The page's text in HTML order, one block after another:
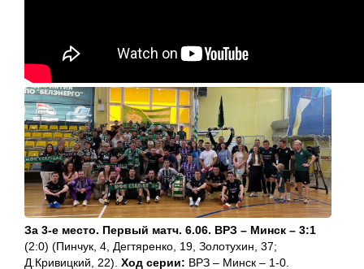
За 3-е место. Первый матч. 6.06. ВРЗ – Минск – 3:1
(2:0) (Пинчук, 4, Дегтяренко, 19, Золотухин, 37;
Д.Кривицкий, 22). Ход серии: ВРЗ – Минск – 1-0.